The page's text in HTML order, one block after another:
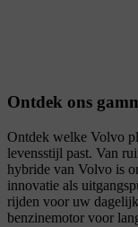
Ontdek ons
Ontdek welke Volvo
levensstijl past. Van
hybride van Volvo is
innovatie als
rijden voor uw
benzinemotor voor